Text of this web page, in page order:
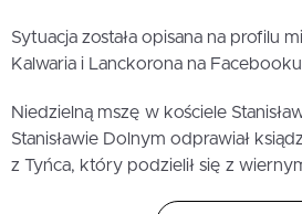
Sytuacja została opisana na profilu
Kalwaria i Lanckorona na
Niedzielną mszę w kościele
Stanisławie Dolnym odprawiał
z Tyńca, który podzielił się z